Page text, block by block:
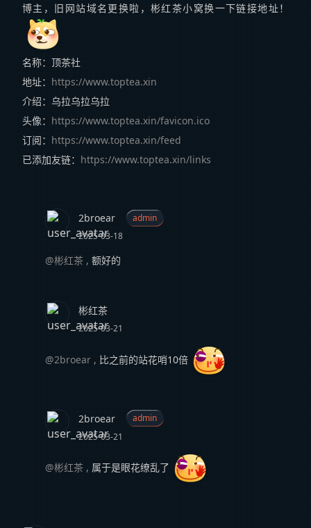
博主，旧网站域名更换啦，彬红茶小窝换一下链接地址！
名称：顶茶社
地址： https://www.toptea.xin
介绍：乌拉乌拉乌拉
头像： https://www.toptea.xin/favicon.ico
订阅： https://www.toptea.xin/feed
已添加友链： https://www.toptea.xin/links
2broear
admin
2025-03-18
@彬红茶, 额好的
彬红茶
2025-03-21
@2broear, 比之前的站花哨10倍
2broear
admin
2025-03-21
@彬红茶, 属于是眼花缭乱了